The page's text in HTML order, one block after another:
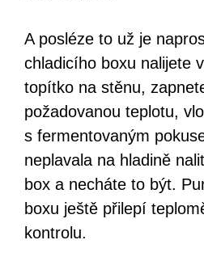
A posléze to už je
chladicího boxu nalijete
topítko na stěnu,
požadovanou teplotu,
s fermentovaným
neplavala na hladině
box a necháte to být.
boxu ještě přilepí
kontrolu.